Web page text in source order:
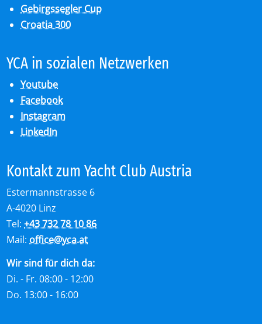
Gebirgssegler Cup
Croatia 300
YCA in so­zia­len Netz­wer­ken
Youtube
Facebook
Instagram
LinkedIn
Kon­takt zum Yacht Club Aus­tria
Estermannstrasse 6
A-4020 Linz
Tel:+43 732 78 10 86
Mail: office@yca.at
Wir sind für dich da:
Di. - Fr. 08:00 - 12:00
Do. 13:00 - 16:00